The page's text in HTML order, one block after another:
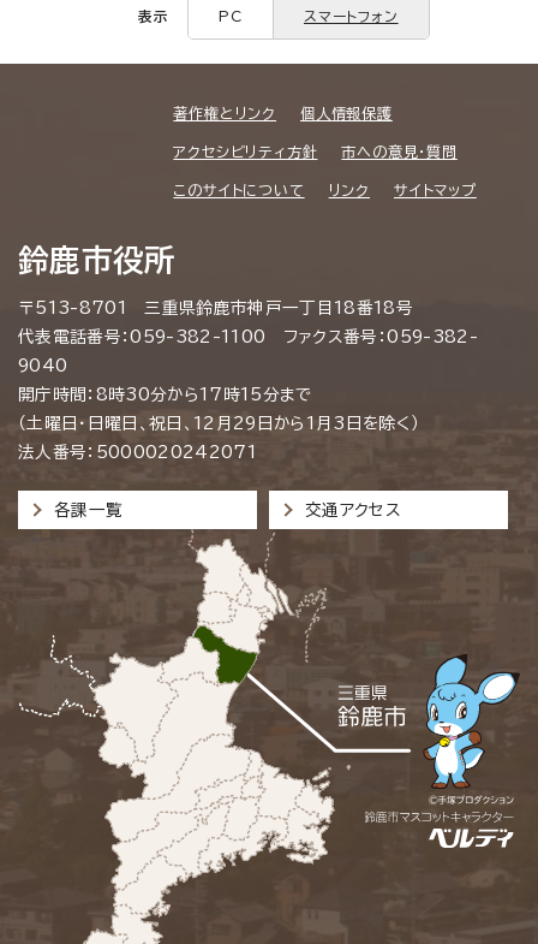
表示 PC スマートフォン
著作権とリンク 個人情報保護
アクセシビリティ方針 市への意見・質問
このサイトについて リンク サイトマップ
鈴鹿市役所
〒513-8701 三重県鈴鹿市神戸一丁目18番18号
代表電話番号：059-382-1100 ファクス番号：059-382-
9040
開庁時間：8時30分から17時15分まで
（土曜日・日曜日、祝日、12月29日から1月3日を除く）
法人番号：5000020242071
各課一覧 交通アクセス